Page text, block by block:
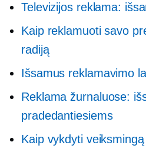
Televizijos reklama:
Kaip reklamuoti savo
radiją
Išsamus reklamavimo
Reklama žurnaluose:
pradedantiesiems
Kaip vykdyti